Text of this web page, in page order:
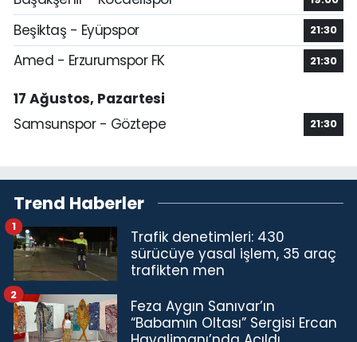
Beşiktaş - Eyüpspor 21:30
Amed - Erzurumspor FK 21:30
17 Ağustos, Pazartesi
Samsunspor - Göztepe
21:30
Trend Haberler
Trafik denetimleri: 430
sürücüye yasal işlem, 35 araç
trafikten men
1
Feza Aygın Sanıvar’ın
“Babamın Oltası” Sergisi Ercan
2